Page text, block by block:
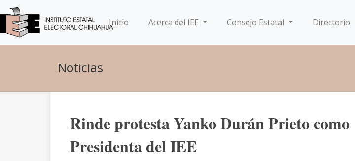
Inicio(current)Acerca del IEE Consejo Estatal Directorio
Noticias
Rinde protesta Yanko Durán Prieto como
Presidenta del IEE